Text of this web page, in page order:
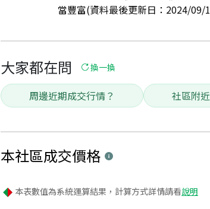
當豐富(資料最後更新日：2024/09/
大家都在問 換一換
周邊近期成交行情？ 社區附
本社區成交價格
本表數值為系統運算結果，計算方式詳情請看說明